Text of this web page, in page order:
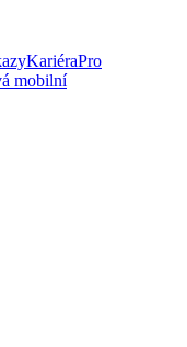
KariéraPro
mobilní